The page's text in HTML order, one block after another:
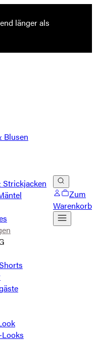
länger als
Blusen
Strickjacken
Zum
Warenkorb